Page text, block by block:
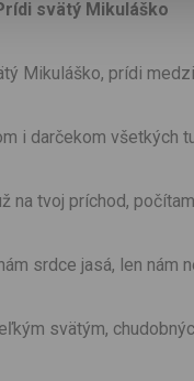
svätý Mikuláško
Mikuláško, prídi
i darčekom všetkých
na tvoj príchod,
srdce jasá, len nám
svätým,